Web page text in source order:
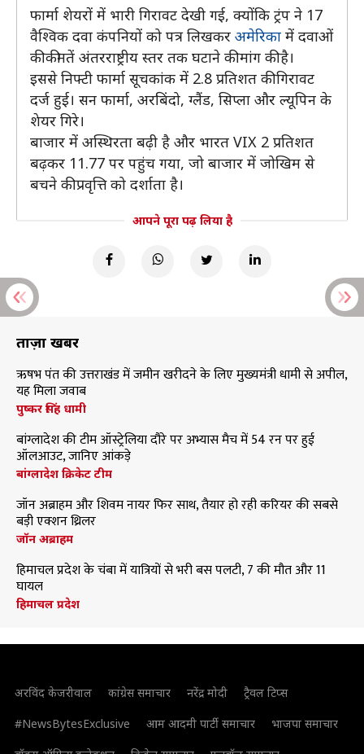
फार्मा शेयरों में भारी गिरावट देखी गई, क्योंकि ट्रंप ने 17
वैश्विक दवा कंपनियों को पत्र लिखकर अमेरिका में दवाओं
की कीमतें अंतरराष्ट्रीय स्तर तक घटाने की मांग की है।
इससे निफ्टी फार्मा सूचकांक में 2.8 प्रतिशत की गिरावट
दर्ज हुई। सन फार्मा, अरबिंदो, ग्लैंड, सिप्ला और ल्यूपिन के
शेयर गिरे।
बाजार में अस्थिरता बढ़ी है और भारत VIX 2 प्रतिशत
बढ़कर 11.77 पर पहुंच गया, जो बाजार में जोखिम से
बचने की प्रवृत्ति को दर्शाता है।
आपने पूरा पढ़ लिया है
ताज़ा खबरें
ऋषभ पंत की उत्तराखंड में जमीन खरीदने के लिए मुख्यमंत्री धामी से अपील,
यह मिला जवाब
पुष्कर सिंह धामी
बांग्लादेश की टीम ऑस्ट्रेलिया दौरे पर अभ्यास मैच में 54 रन पर हुई
ऑलआउट, जानिए आंकड़े
बांग्लादेश क्रिकेट टीम
जॉन अब्राहम और शिवम नायर फिर साथ, तैयार हो रही करियर की सबसे
बड़ी एक्शन थ्रिलर
जॉन अब्राहम
हिमाचल प्रदेश के चंबा में यात्रियों से भरी बस पलटी, 7 की मौत और 11
घायल
हिमाचल प्रदेश
अरविंद केजरीवाल कांग्रेस समाचार नरेंद्र मोदी
ट्रैवल टिप्स
#NewsBytesExclusive
आम आदमी पार्टी समाचार
भाजपा समाचार